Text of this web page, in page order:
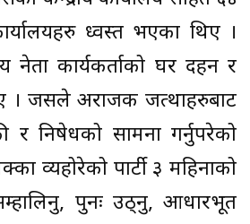
ध्वस्त भएका थिए ।
कार्यकर्ताको घर दहन र
। जसले अराजक जत्थाहरुबाट
र निषेधको सामना गर्नुपरेको
व्यहोरेको पार्टी ३ महिनाको
पुनः उठ्नु, आधारभूत